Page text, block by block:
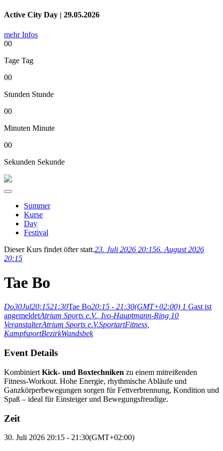
Active City Day | 29.05.2026
mehr Infos
00
Tage Tag
00
Stunden Stunde
00
Minuten Minute
00
Sekunden Sekunde
Summer
Kurse
Day
Festival
Dieser Kurs findet öfter statt.23. Juli 2026 20:156. August 2026
20:15
Tae Bo
Do30Jul20:1521:30Tae Bo20:15 - 21:30(GMT+02:00) 1 Gast ist
angemeldetAtrium Sports e.V., Ivo-Hauptmann-Ring 10
VeranstalterAtrium Sports e.V.SportartFitness,
KampfsportBezirkWandsbek
Event Details
Kombiniert Kick- und Boxtechniken zu einem mitreißenden
Fitness-Workout. Hohe Energie, rhythmische Abläufe und
Ganzkörperbewegungen sorgen für Fettverbrennung, Kondition und
Spaß – ideal für Einsteiger und Bewegungsfreudige.
Zeit
30. Juli 2026 20:15 - 21:30(GMT+02:00)